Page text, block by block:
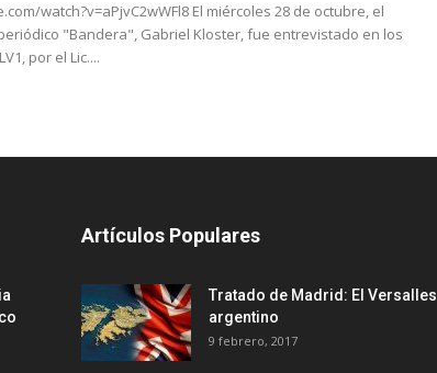
watch?v=aPjvC2wWFl8 El miércoles 28 de octubre, el
"Bandera", Gabriel Kloster, fue entrevistado en los
por el Lic....
Artículos Populares
Tratado de Madrid: El Versalles
argentino
9 febrero, 2017